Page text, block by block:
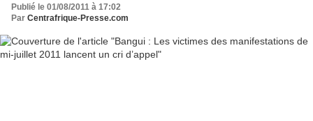
Publié le 01/08/2011 à 17:02
Par Centrafrique-Presse.com